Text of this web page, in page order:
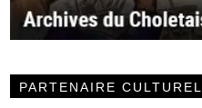
PARTENAIRE CULTUREL